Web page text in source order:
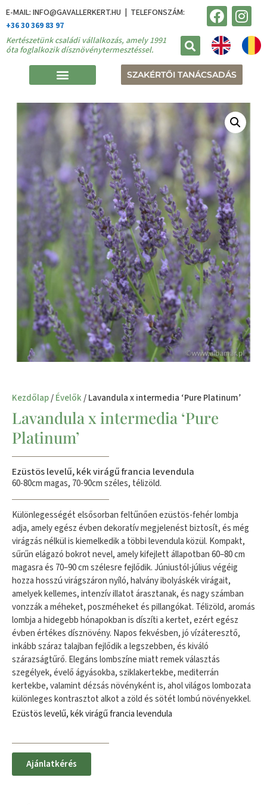
E-MAIL: INFO@GAVALLERKERT.HU | TELEFONSZÁM:
+36 30 369 83 97
Kertészetünk családi vállalkozás, amely 1991
óta foglalkozik dísznövénytermesztéssel.
SZAKÉRTŐI TANÁCSADÁS
Kezdőlap/Évelők/ Lavandula x intermedia ‘Pure Platinum’
Lavandula x intermedia ‘Pure
Platinum’
Ezüstös levelű, kék virágű francia levendula
60-80cm magas, 70-90cm széles, télizöld.
​Különlegességét elsősorban feltűnően ezüstös-fehér lombja
adja, amely egész évben dekoratív megjelenést biztosít, és még
virágzás nélkül is kiemelkedik a többi levendula közül. Kompakt,
sűrűn elágazó bokrot nevel, amely kifejlett állapotban 60–80 cm
magasra és 70–90 cm szélesre fejlődik. Júniustól​-július végéig
hozza hosszú virágszáron nyíló, halvány ibolyáskék virágait,
amelyek kellemes, intenzív illatot árasztanak, és nagy számban
vonzzák a méheket, poszméheket és pillangókat. Télizöld, aromás
lombja a hidegebb hónapokban is díszíti a kertet, ezért egész
évben értékes dísznövény. Napos fekvésben, jó vízáteresztő,
inkább száraz talajban fejlődik a legszebben, és kiváló
szárazságtűrő. Elegáns lombszíne miatt remek választás
szegélyek, évelő​ ágyásokba, sziklakertekbe, mediterrán
kertekbe, valamint dézsás növényként is, ahol világos lombozata
különleges kontrasztot alkot a zöld és sötét lombú növényekkel.
Ezüstös levelű, kék virágű francia levendula
Ajánlatkérés